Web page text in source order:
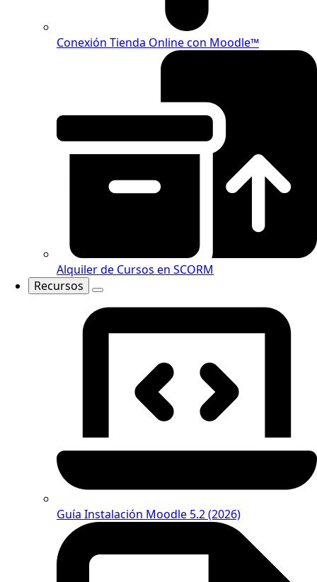
Conexión Tienda Online con Moodle™
Alquiler de Cursos en SCORM
Recursos
Guía Instalación Moodle 5.2 (2026)